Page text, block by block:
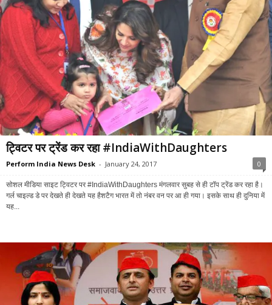
ट्विटर पर ट्रेंड कर रहा #IndiaWithDaughters
Perform India News Desk - January 24, 2017 0
सोशल मीडिया साइट ट्विटर पर #IndiaWithDaughters मंगलवार सुबह से ही टॉप ट्रेंड कर रहा है।
गर्ल चाइल्ड डे पर देखते ही देखते यह हैशटैग भारत में तो नंबर वन पर आ ही गया। इसके साथ ही दुनिया में
यह...